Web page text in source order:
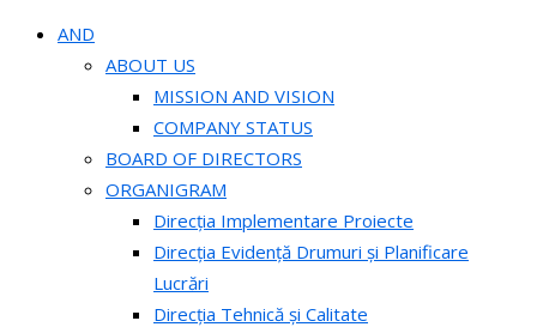
AND
ABOUT US
MISSION AND VISION
COMPANY STATUS
BOARD OF DIRECTORS
ORGANIGRAM
Direcția Implementare Proiecte
Direcția Evidență Drumuri și Planificare
Lucrări
Direcția Tehnică și Calitate